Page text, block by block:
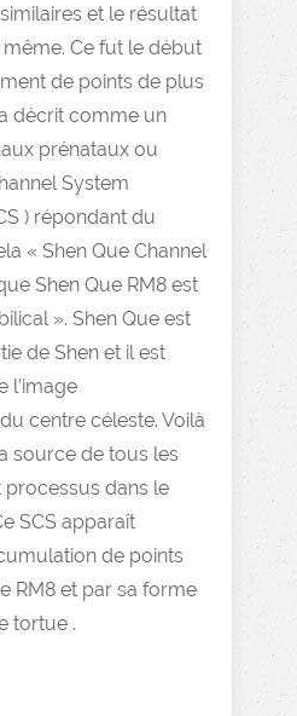
et le résultat
Ce fut le début
de points de plus
décrit comme un
prénataux ou
System
) répondant du
« Shen Que Channel
Shen Que RM8 est
». Shen Que est
de Shen et il est
l’image
centre céleste. Voilà
source de tous les
dans le
SCS apparaît
de points
RM8 et par sa forme
tortue .